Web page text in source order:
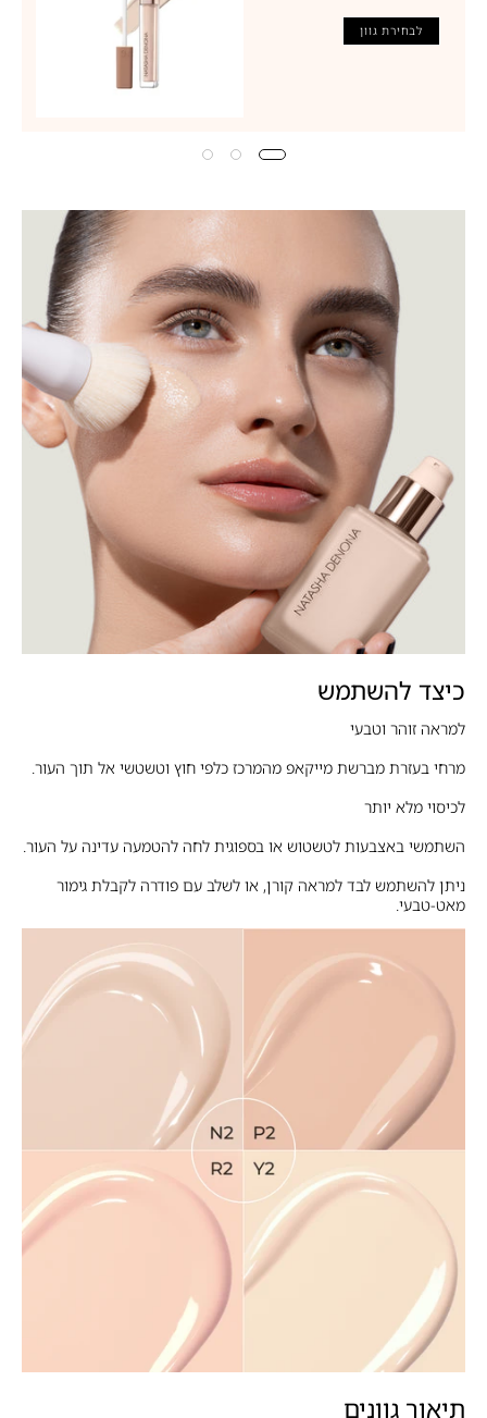
לבחירת גוון
כיצד להשתמש
למראה זוהר וטבעי
מרחי בעזרת מברשת מייקאפ מהמרכז כלפי חוץ וטשטשי אל תוך העור.
לכיסוי מלא יותר
השתמשי באצבעות לטשטוש או בספוגית לחה להטמעה עדינה על העור.
ניתן להשתמש לבד למראה קורן, או לשלב עם פודרה לקבלת גימור
מאט-טבעי.
תיאור גוונים